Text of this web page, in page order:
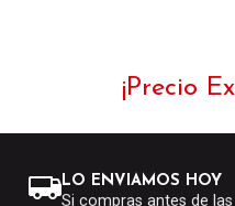
¡Precio
LO ENVIAMOS HOY
Si compras antes de las